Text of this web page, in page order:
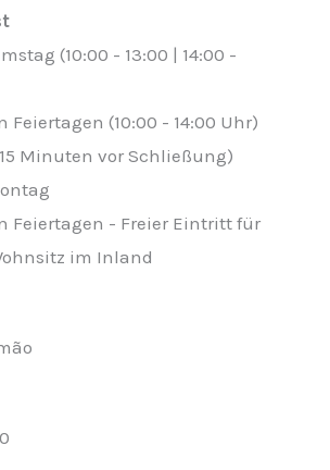
(10:00 - 13:00 | 14:00 -
(10:00 - 14:00 Uhr)
Minuten vor Schließung)
Feiertagen - Freier Eintritt für
im Inland